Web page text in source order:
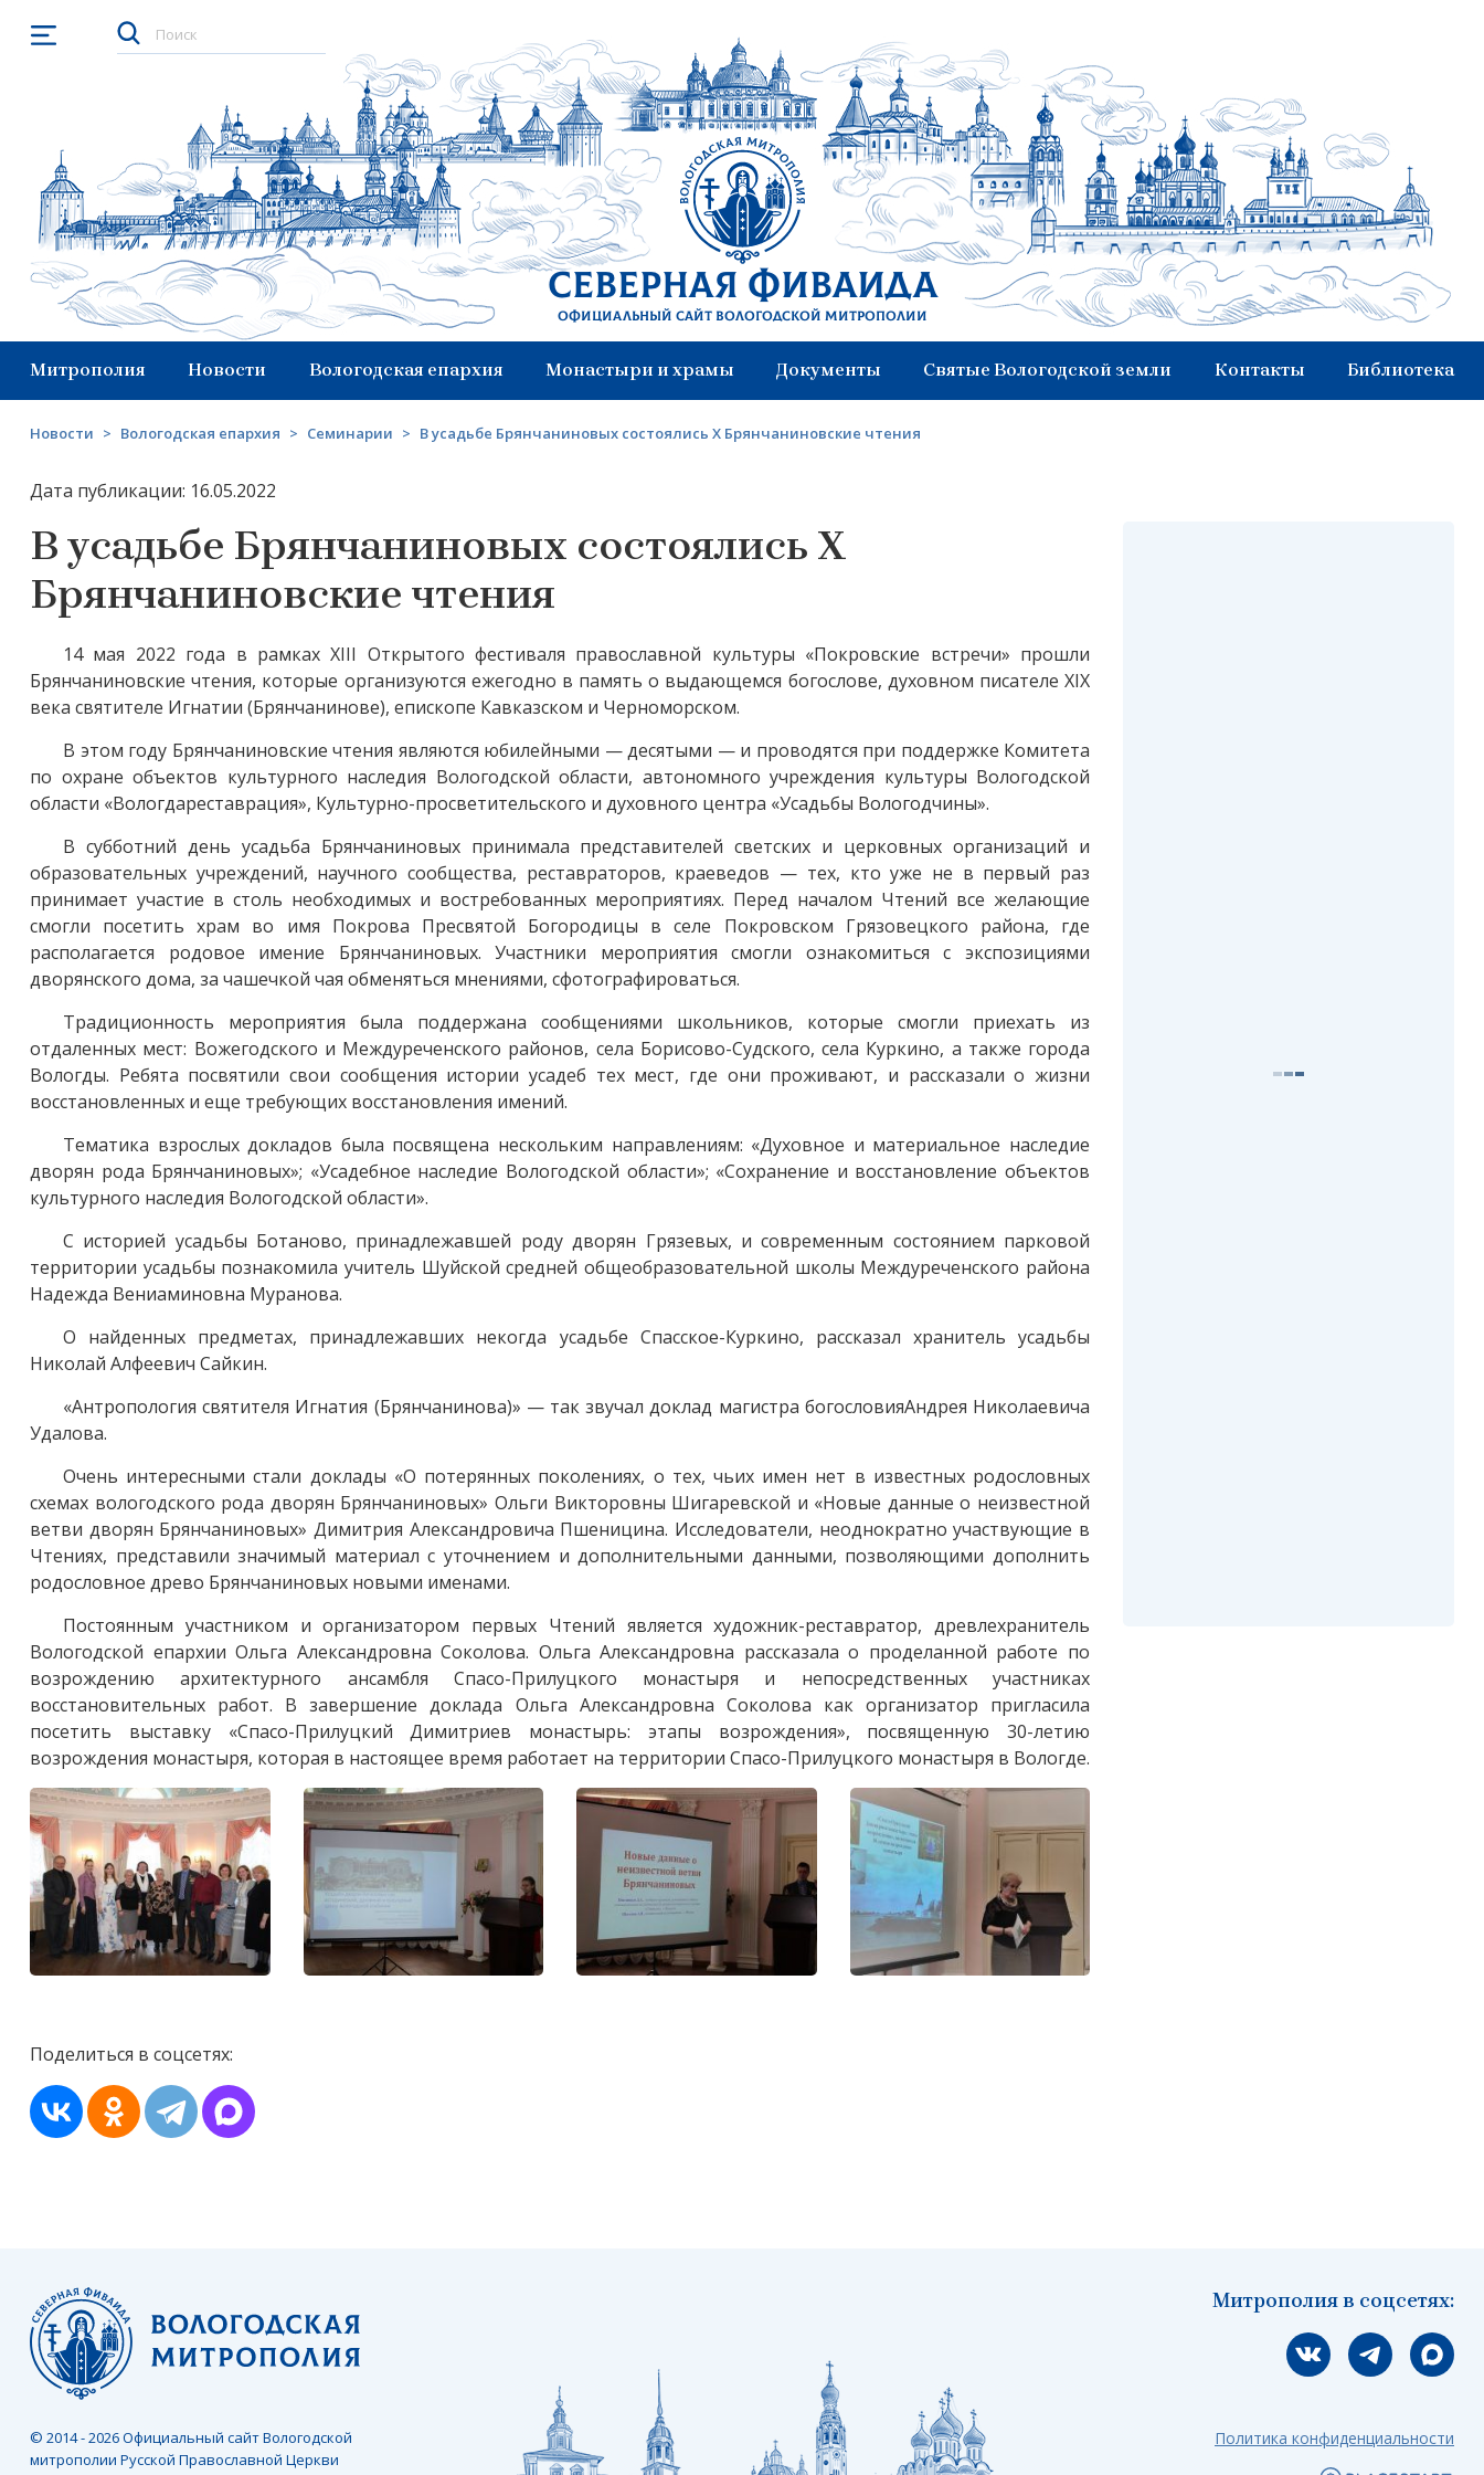
Открыть меню
Северная Фиваида
Официальный сайт Вологодской митрополии
Митрополия Новости Вологодская епархия Монастыри и храмы Документы Святые Вологодской земли Контакты Библиотека
Новости > Вологодская епархия > Семинарии > В усадьбе Брянчаниновых состоялись X Брянчаниновские чтения
Дата публикации: 16.05.2022
В усадьбе Брянчаниновых состоялись X
Брянчаниновские чтения
14 мая 2022 года в рамках XIII Открытого фестиваля православной культуры «Покровские встречи» прошли
Брянчаниновские чтения, которые организуются ежегодно в память о выдающемся богослове, духовном писателе XIX
века святителе Игнатии (Брянчанинове), епископе Кавказском и Черноморском.
В этом году Брянчаниновские чтения являются юбилейными — десятыми — и проводятся при поддержке Комитета
по охране объектов культурного наследия Вологодской области, автономного учреждения культуры Вологодской
области «Вологдареставрация», Культурно-просветительского и духовного центра «Усадьбы Вологодчины».
В субботний день усадьба Брянчаниновых принимала представителей светских и церковных организаций и
образовательных учреждений, научного сообщества, реставраторов, краеведов — тех, кто уже не в первый раз
принимает участие в столь необходимых и востребованных мероприятиях. Перед началом Чтений все желающие
смогли посетить храм во имя Покрова Пресвятой Богородицы в селе Покровском Грязовецкого района, где
располагается родовое имение Брянчаниновых. Участники мероприятия смогли ознакомиться с экспозициями
дворянского дома, за чашечкой чая обменяться мнениями, сфотографироваться.
Традиционность мероприятия была поддержана сообщениями школьников, которые смогли приехать из
отдаленных мест: Вожегодского и Междуреченского районов, села Борисово-Судского, села Куркино, а также города
Вологды. Ребята посвятили свои сообщения истории усадеб тех мест, где они проживают, и рассказали о жизни
восстановленных и еще требующих восстановления имений.
Тематика взрослых докладов была посвящена нескольким направлениям: «Духовное и материальное наследие
дворян рода Брянчаниновых»; «Усадебное наследие Вологодской области»; «Сохранение и восстановление объектов
культурного наследия Вологодской области».
С историей усадьбы Ботаново, принадлежавшей роду дворян Грязевых, и современным состоянием парковой
территории усадьбы познакомила учитель Шуйской средней общеобразовательной школы Междуреченского района
Надежда Вениаминовна Муранова.
О найденных предметах, принадлежавших некогда усадьбе Спасское-Куркино, рассказал хранитель усадьбы
Николай Алфеевич Сайкин.
«Антропология святителя Игнатия (Брянчанинова)» — так звучал доклад магистра богословияАндрея Николаевича
Удалова.
Очень интересными стали доклады «О потерянных поколениях, о тех, чьих имен нет в известных родословных
схемах вологодского рода дворян Брянчаниновых» Ольги Викторовны Шигаревской и «Новые данные о неизвестной
ветви дворян Брянчаниновых» Димитрия Александровича Пшеницина. Исследователи, неоднократно участвующие в
Чтениях, представили значимый материал с уточнением и дополнительными данными, позволяющими дополнить
родословное древо Брянчаниновых новыми именами.
Постоянным участником и организатором первых Чтений является художник-реставратор, древлехранитель
Вологодской епархии Ольга Александровна Соколова. Ольга Александровна рассказала о проделанной работе по
возрождению архитектурного ансамбля Спасо-Прилуцкого монастыря и непосредственных участниках
восстановительных работ. В завершение доклада Ольга Александровна Соколова как организатор пригласила
посетить выставку «Спасо-Прилуцкий Димитриев монастырь: этапы возрождения», посвященную 30-летию
возрождения монастыря, которая в настоящее время работает на территории Спасо-Прилуцкого монастыря в Вологде.
Поделиться в соцсетях:
Митрополия в соцсетях:
Мы вконтакте
Мы в telegram
Мы в
© 2014 - 2026 Официальный сайт Вологодской
митрополии Русской Православной Церкви
Политика конфиденциальности